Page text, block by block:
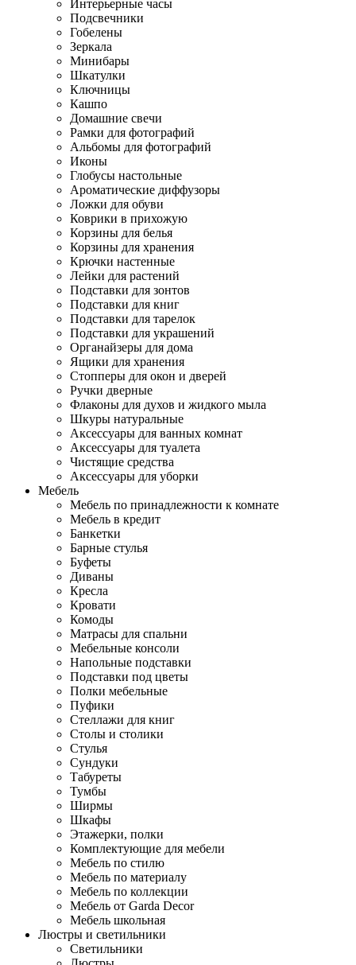
Интерьерные часы
Подсвечники
Гобелены
Зеркала
Минибары
Шкатулки
Ключницы
Кашпо
Домашние свечи
Рамки для фотографий
Альбомы для фотографий
Иконы
Глобусы настольные
Ароматические диффузоры
Ложки для обуви
Коврики в прихожую
Корзины для белья
Корзины для хранения
Крючки настенные
Лейки для растений
Подставки для зонтов
Подставки для книг
Подставки для тарелок
Подставки для украшений
Органайзеры для дома
Ящики для хранения
Стопперы для окон и дверей
Ручки дверные
Флаконы для духов и жидкого мыла
Шкуры натуральные
Аксессуары для ванных комнат
Аксессуары для туалета
Чистящие средства
Аксессуары для уборки
Мебель
Мебель по принадлежности к комнате
Мебель в кредит
Банкетки
Барные стулья
Буфеты
Диваны
Кресла
Кровати
Комоды
Матрасы для спальни
Мебельные консоли
Напольные подставки
Подставки под цветы
Полки мебельные
Пуфики
Стеллажи для книг
Столы и столики
Стулья
Сундуки
Табуреты
Тумбы
Ширмы
Шкафы
Этажерки, полки
Комплектующие для мебели
Мебель по стилю
Мебель по материалу
Мебель по коллекции
Мебель от Garda Decor
Мебель школьная
Люстры и светильники
Светильники